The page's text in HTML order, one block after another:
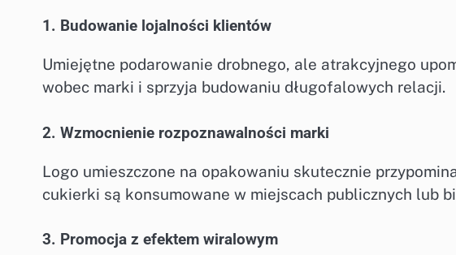
1. Budowanie lojalności klientów
Umiejętne podarowanie drobnego, ale atrakcyjnego
wobec marki i sprzyja budowaniu długofalowych relacji.
2. Wzmocnienie rozpoznawalności marki
Logo umieszczone na opakowaniu skutecznie
cukierki są konsumowane w miejscach publicznych lub
3. Promocja z efektem wiralowym